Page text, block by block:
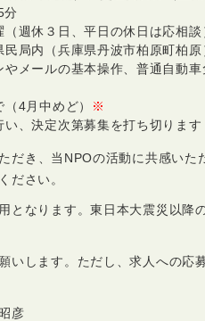
分
週休３日、平日の休日は応相談
局内（兵庫県丹波市柏原町柏原
やメールの基本操作、普通自動車
4月中めど）
※
、決定次第募集を打ち切ります
だき、当NPOの活動に共感いた
ださい。
となります。東日本大震災以降
いします。ただし、求人への応
彦